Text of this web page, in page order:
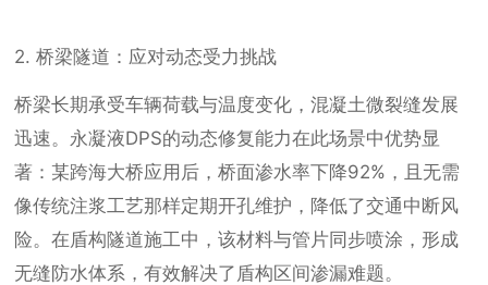
2. 桥梁隧道：应对动态受力挑战
桥梁长期承受车辆荷载与温度变化，混凝土微裂缝发展
迅速。永凝液DPS的动态修复能力在此场景中优势显
著：某跨海大桥应用后，桥面渗水率下降92%，且无需
像传统注浆工艺那样定期开孔维护，降低了交通中断风
险。在盾构隧道施工中，该材料与管片同步喷涂，形成
无缝防水体系，有效解决了盾构区间渗漏难题。